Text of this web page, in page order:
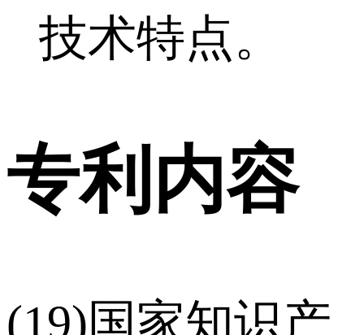
技术特点。
专利内容
(19)国家知识产